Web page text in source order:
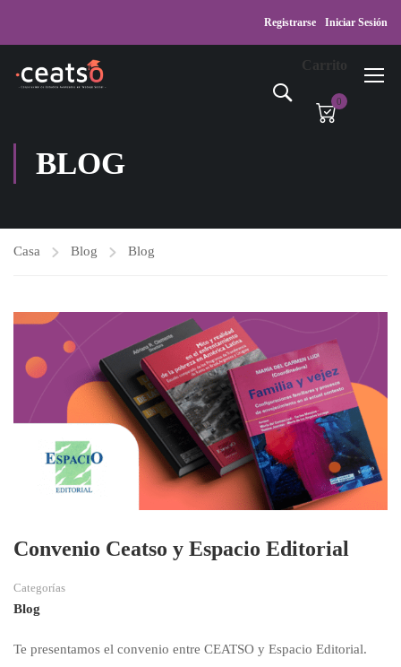
Registrarse Iniciar Sesión
Carrito
0
BLOG
Casa Blog Blog
Convenio Ceatso y Espacio Editorial
Categorías
Blog
Te presentamos el convenio entre CEATSO y Espacio Editorial.